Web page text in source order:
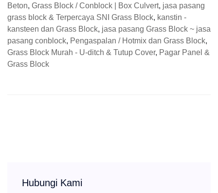
Beton, Grass Block / Conblock | Box Culvert, jasa pasang
grass block & Terpercaya SNI Grass Block, kanstin -
kansteen dan Grass Block, jasa pasang Grass Block ~ jasa
pasang conblock, Pengaspalan / Hotmix dan Grass Block,
Grass Block Murah - U-ditch & Tutup Cover, Pagar Panel &
Grass Block
Hubungi Kami